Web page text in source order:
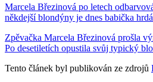
Marcela Březinová po letech
někdejší blondýny je dnes babička
Zpěvačka Marcela Březinová prošla
Po desetiletích opustila svůj typický
Tento článek byl publikován ze zdrojů